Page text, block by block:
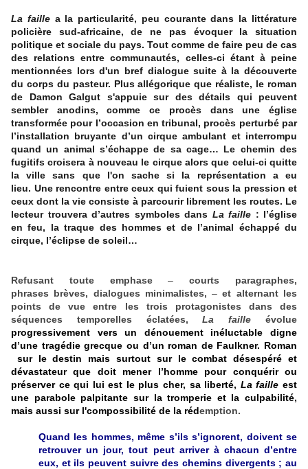
La faillea la particularité, peu courante dans la littérature
policière sud-africaine, de ne pas évoquer la situation
politique et sociale du pays. Tout comme de faire peu de cas
des relations entre communautés, celles-ci étant à peine
mentionnées lors d'un bref dialogue suite à la découverte
du corps du pasteur. Plus allégorique que réaliste, le roman
de Damon Galgut s'appuie sur des détails qui peuvent
sembler anodins, comme ce procès dans une église
transformée pour l’occasion en tribunal, procès perturbé par
l’installation bruyante d’un cirque ambulant et interrompu
quand un animal s’échappe de sa cage… Le chemin des
fugitifs croisera à nouveau le cirque alors que celui-ci quitte
la ville sans que l'on sache si la représentation a eu
lieu. Une rencontre entre ceux qui fuient sous la pression et
ceux dont la vie consiste à parcourir librement les routes. Le
lecteur trouvera d’autres symboles dans La faille : l’église
en feu, la traque des hommes et de l’animal échappé du
cirque, l’éclipse de soleil…
Refusant toute emphase– courts paragraphes,
phrases brèves, dialogues minimalistes,– et alternant les
points de vue entre les trois protagonistes dans des
séquences temporelles éclatées,La faille évolue
progressivement vers un dénouement inéluctable digne
d’une tragédie grecque ou d’un roman de Faulkner. Roman
sur le destin mais surtout sur le combat désespéré et
dévastateur que doit mener l’homme pour conquérir ou
préserver ce qui lui est le plus cher, sa liberté, La faille est
une parabole palpitante sur la tromperie et la culpabilité,
mais aussi sur l'compossibilité de la rédemption.
Quand les hommes, même s’ils s’ignorent, doivent se
retrouver un jour, tout peut arriver à chacun d’entre
eux, et ils peuvent suivre des chemins divergents ; au